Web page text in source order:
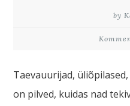
by
Taevauurijad,
on pilved, kuidas nad